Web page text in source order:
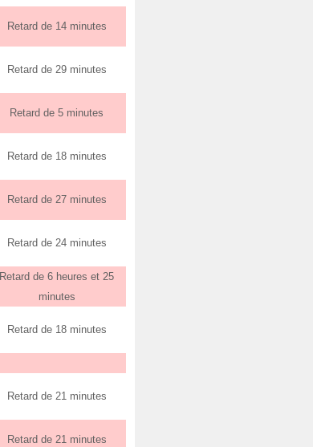
Retard de 14 minutes
Retard de 29 minutes
Retard de 5 minutes
Retard de 18 minutes
Retard de 27 minutes
Retard de 24 minutes
Retard de 6 heures et 25
minutes
Retard de 18 minutes
Retard de 21 minutes
Retard de 21 minutes